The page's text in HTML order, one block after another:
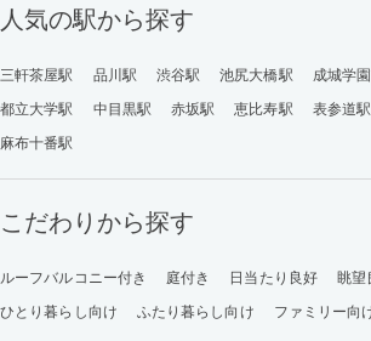
人気の駅から探す
三軒茶屋駅 品川駅 渋谷駅 池尻大橋駅 成城学
都立大学駅
中目黒駅 赤坂駅 恵比寿駅 表参道駅
麻布十番駅
こだわりから探す
ルーフバルコニー付き 庭付き 日当たり良好 眺望
ひとり暮らし向け
ふたり暮らし向け ファミリー向